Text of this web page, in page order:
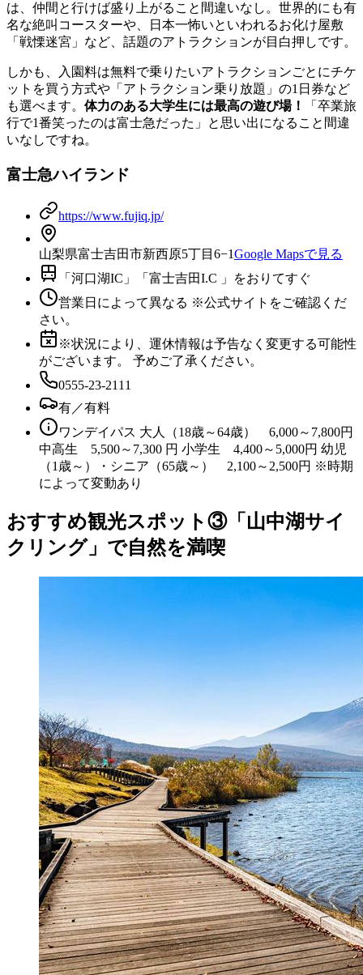
は、仲間と行けば盛り上がること間違いなし。世界的にも有
名な絶叫コースターや、日本一怖いといわれるお化け屋敷
「戦慄迷宮」など、話題のアトラクションが目白押しです。
しかも、入園料は無料で乗りたいアトラクションごとにチケ
ットを買う方式や「アトラクション乗り放題」の1日券など
も選べます。 体力のある大学生には最高の遊び場！
「卒業旅
行で1番笑ったのは富士急だった」と思い出になること間違
いなしですね。
富士急ハイランド
https://www.fujiq.jp/
山梨県富士吉田市新西原5丁目6−1Google Mapsで見る
「河口湖IC」「富士吉田I.C 」をおりてすぐ
営業日によって異なる ※公式サイトをご確認くだ
さい。
※状況により、運休情報は予告なく変更する可能性
がございます。 予めご了承ください。
0555-23-2111
有／有料
ワンデイパス 大人（18歳～64歳） 6,000～7,800円
中高生 5,500～7,300 円 小学生 4,400～5,000円 幼児
（1歳～）・シニア（65歳～） 2,100～2,500円 ※時期
によって変動あり
おすすめ観光スポット③「山中湖サイ
クリング」で自然を満喫